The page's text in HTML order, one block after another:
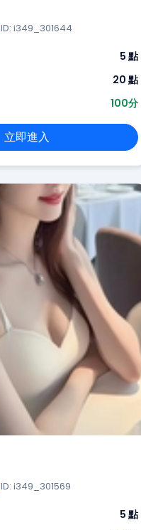
ID: i349_301644
5 點
20 點
100分
立即進入
ID: i349_301569
5 點